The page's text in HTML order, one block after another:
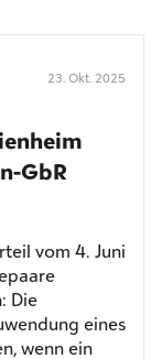
23. Okt. 2025
GbR
vom 4. Juni
Die
eines
wenn ein